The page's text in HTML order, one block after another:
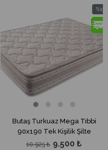
Butaş Turkuaz Mega Tıbbi
90x190 Tek Kişilik Şilte
9.500 ₺
10.925 ₺
%13
İndirim